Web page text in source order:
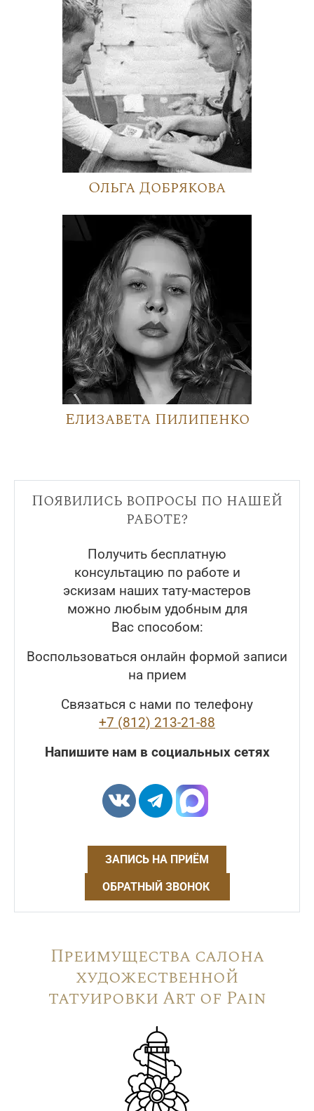
Ольга Добрякова
Елизавета Пилипенко
Появились вопросы по нашей
работе?
Получить бесплатную
консультацию по работе и
эскизам наших тату-мастеров
можно любым удобным для
Вас способом:
Воспользоваться онлайн формой записи
на прием
Связаться с нами по телефону
+7 (812) 213-21-88
Напишите нам в социальных сетях
ЗАПИСЬ НА ПРИЁМ
ОБРАТНЫЙ ЗВОНОК
Преимущества салона
художественной
татуировки Art of Pain